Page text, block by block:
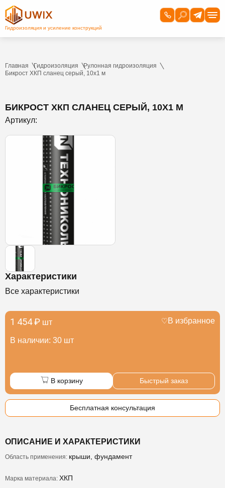
Главная Гидроизоляция
Рулонная гидроизоляция
Бикрост ХКП сланец серый, 10х1 м
БИКРОСТ ХКП СЛАНЕЦ СЕРЫЙ, 10Х1 М
Артикул:
Характеристики
Все характеристики
1 454 ₽ шт
В наличии: 30 шт
В избранное
В корзину Быстрый заказ
Бесплатная консультация
ОПИСАНИЕ И ХАРАКТЕРИСТИКИ
Область применения: крыши, фундамент
Марка материала: ХКП